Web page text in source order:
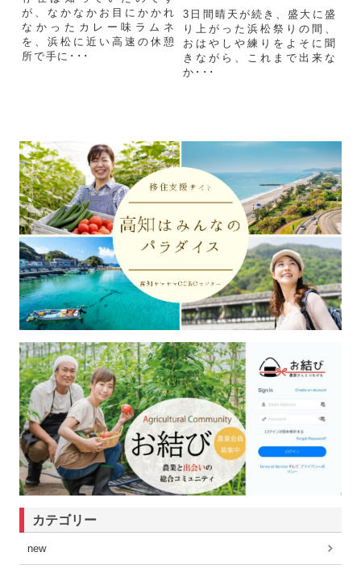
が、なかなかお目にかかれ
なかったカレー味ラムネ
を、浜松に近い高速の休憩
所で手に･･･
3日間晴天が続き、盛大に盛
り上がった浜松祭りの間、
おはやしや練りをよそに聞
きながら、これまで出来な
か･･･
カテゴリー
new